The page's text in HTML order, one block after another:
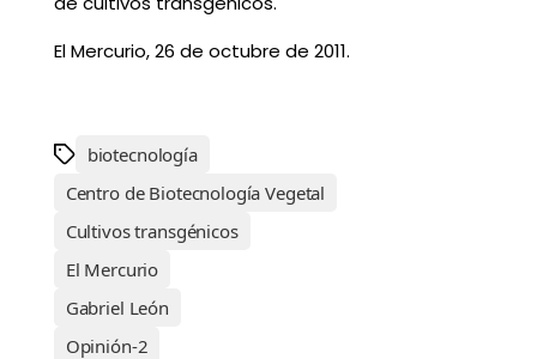
El Mercurio, 26 de octubre de 2011.
biotecnología
Centro de Biotecnología Vegetal
Cultivos transgénicos
El Mercurio
Gabriel León
Opinión-2